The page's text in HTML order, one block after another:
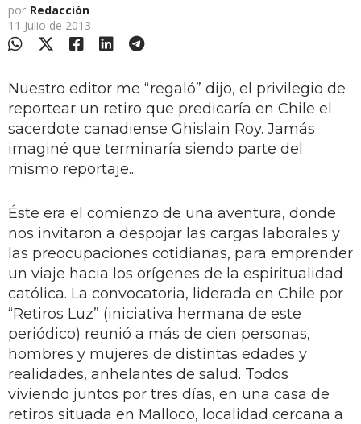
por Redacción
11 Julio de 2013
Nuestro editor me “regaló” dijo, el privilegio de
reportear un retiro que predicaría en Chile el
sacerdote canadiense Ghislain Roy. Jamás
imaginé que terminaría siendo parte del
mismo reportaje...
Éste era el comienzo de una aventura, donde
nos invitaron a despojar las cargas laborales y
las preocupaciones cotidianas, para emprender
un viaje hacia los orígenes de la espiritualidad
católica. La convocatoria, liderada en Chile por
“Retiros Luz” (iniciativa hermana de este
periódico) reunió a más de cien personas,
hombres y mujeres de distintas edades y
realidades, anhelantes de salud. Todos
viviendo juntos por tres días, en una casa de
retiros situada en Malloco, localidad cercana a